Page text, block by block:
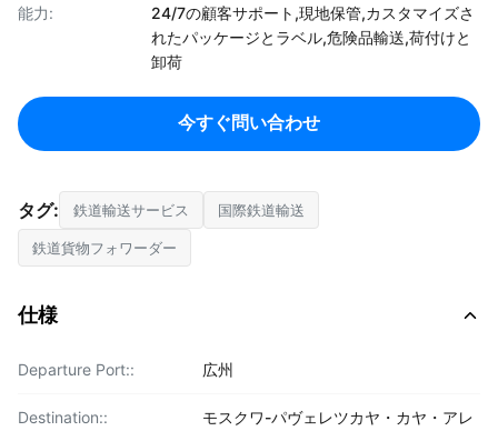
能力:
24/7の顧客サポート,現地保管,カスタマイズさ
れたパッケージとラベル,危険品輸送,荷付けと
卸荷
今すぐ問い合わせ
タグ: 鉄道輸送サービス 国際鉄道輸送
鉄道貨物フォワーダー
仕様
Departure Port:: 広州
Destination::
モスクワ-パヴェレツカヤ・カヤ・アレ